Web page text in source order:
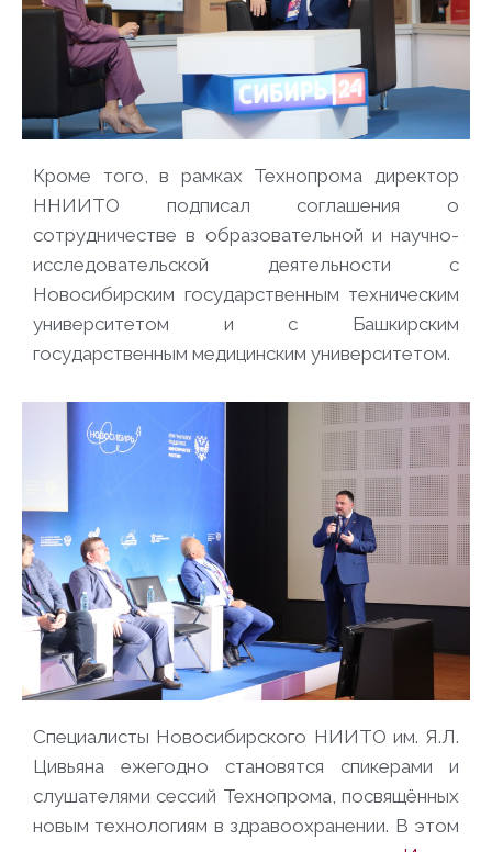
Кроме того, в рамках Технопрома директор
ННИИТО подписал соглашения о
сотрудничестве в образовательной и научно-
исследовательской деятельности с
Новосибирским государственным техническим
университетом и с Башкирским
государственным медицинским университетом.
Специалисты Новосибирского НИИТО им. Я.Л.
Цивьяна ежегодно становятся спикерами и
слушателями сессий Технопрома, посвящённых
новым технологиям в здравоохранении. В этом